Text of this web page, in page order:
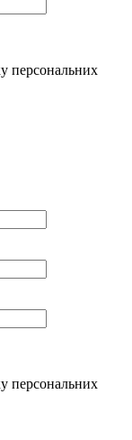
персональних
персональних